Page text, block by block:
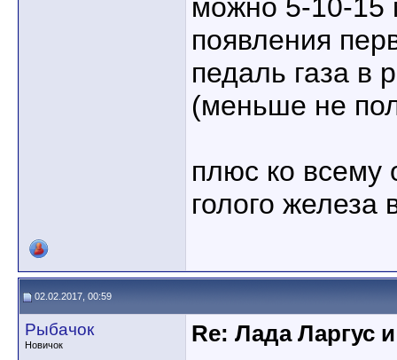
можно 5-10-15
появления
педаль газа в
(меньше не
плюс ко всему
голого железа
02.02.2017, 00:59
Рыбачок
Новичок
Re: Лада Ларгус